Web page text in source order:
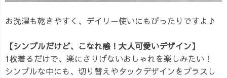
お洗濯も乾きやすく、デイリー使いにもぴったりですよ♪
【シンプルだけど、こなれ感！大人可愛いデザイン】
1枚着るだけで、楽にさりげないおしゃれを楽しみたい！
シンプルな中にも、切り替えやタックデザインをプラスし